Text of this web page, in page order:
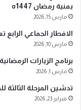
ر
ن
ي
يمنية رمضان 1447ه
مارس 15, 2026
الافطار الجماعي الرابع
مارس 10, 2026
برنامج الزيارات
مارس 1, 2026
تدشين المرحلة الثالثة
فبراير 23, 2026